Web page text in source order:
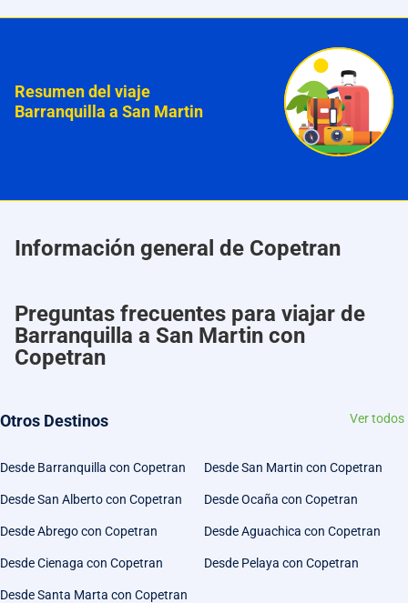
Resumen del viaje
Barranquilla a San Martin
Información general de Copetran
Preguntas frecuentes para viajar de
Barranquilla a San Martin con
Copetran
Otros Destinos Ver todos
Desde Barranquilla con Copetran Desde San Martin con Copetran
Desde San Alberto con Copetran Desde Ocaña con Copetran
Desde Abrego con Copetran Desde Aguachica con Copetran
Desde Cienaga con Copetran Desde Pelaya con Copetran
Desde Santa Marta con Copetran